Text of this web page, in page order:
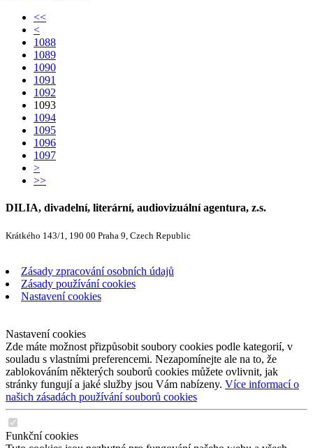
<<
<
1088
1089
1090
1091
1092
1093
1094
1095
1096
1097
>
>>
DILIA, divadelní, literární, audiovizuální agentura, z.s.
Krátkého 143/1, 190 00 Praha 9, Czech Republic
Zásady zpracování osobních údajů
Zásady používání cookies
Nastavení cookies
Nastavení cookies
Zde máte možnost přizpůsobit soubory cookies podle kategorií, v
souladu s vlastními preferencemi. Nezapomínejte ale na to, že
zablokováním některých souborů cookies můžete ovlivnit, jak
stránky fungují a jaké služby jsou Vám nabízeny. Více informací o
našich zásadách používání souborů cookies
Funkční cookies